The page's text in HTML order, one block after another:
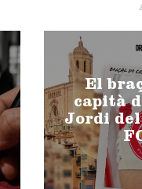
El
capità
Jordi